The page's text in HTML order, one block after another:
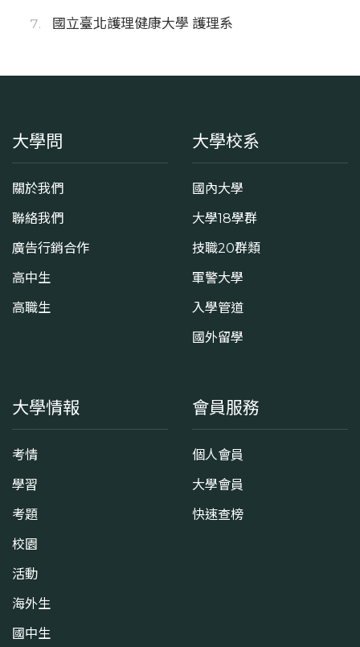
國立臺北護理健康大學 護理系
大學問
關於我們
聯絡我們
廣告行銷合作
高中生
高職生
大學校系
國內大學
大學18學群
技職20群類
軍警大學
入學管道
國外留學
大學情報
考情
學習
考題
校園
活動
海外生
國中生
會員服務
個人會員
大學會員
快速查榜